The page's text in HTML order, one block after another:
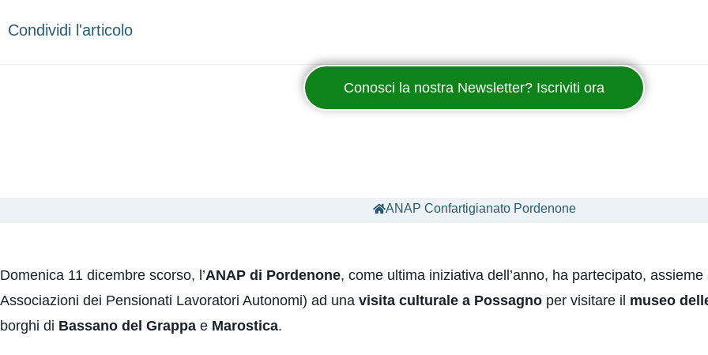
Condividi l'articolo
Conosci la nostra Newsletter? Iscriviti ora
ANAP Confartigianato Pordenone
Domenica 11 dicembre scorso, l’ANAP di Pordenone, come ultima iniziativa dell’anno, ha partecipato,
Associazioni dei Pensionati Lavoratori Autonomi) ad una visita culturale a Possagno per visitare il museo
borghi di Bassano del Grappa e Marostica.